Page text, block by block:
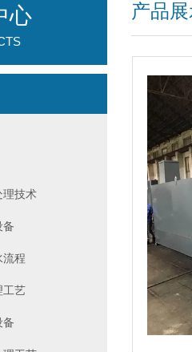
产品
心
理技术
备
流程
工艺
备